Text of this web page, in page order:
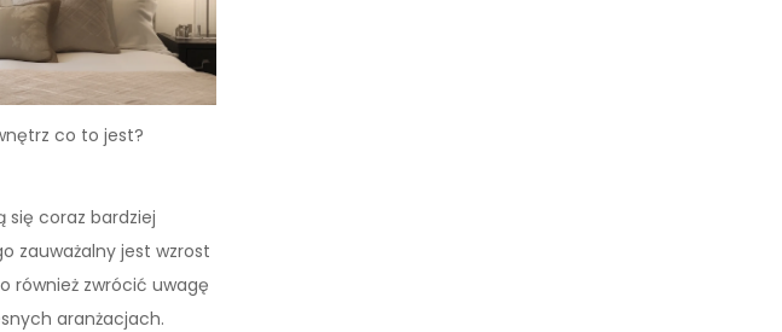
co to jest?
się coraz bardziej
zauważalny jest wzrost
również zwrócić uwagę
aranżacjach.